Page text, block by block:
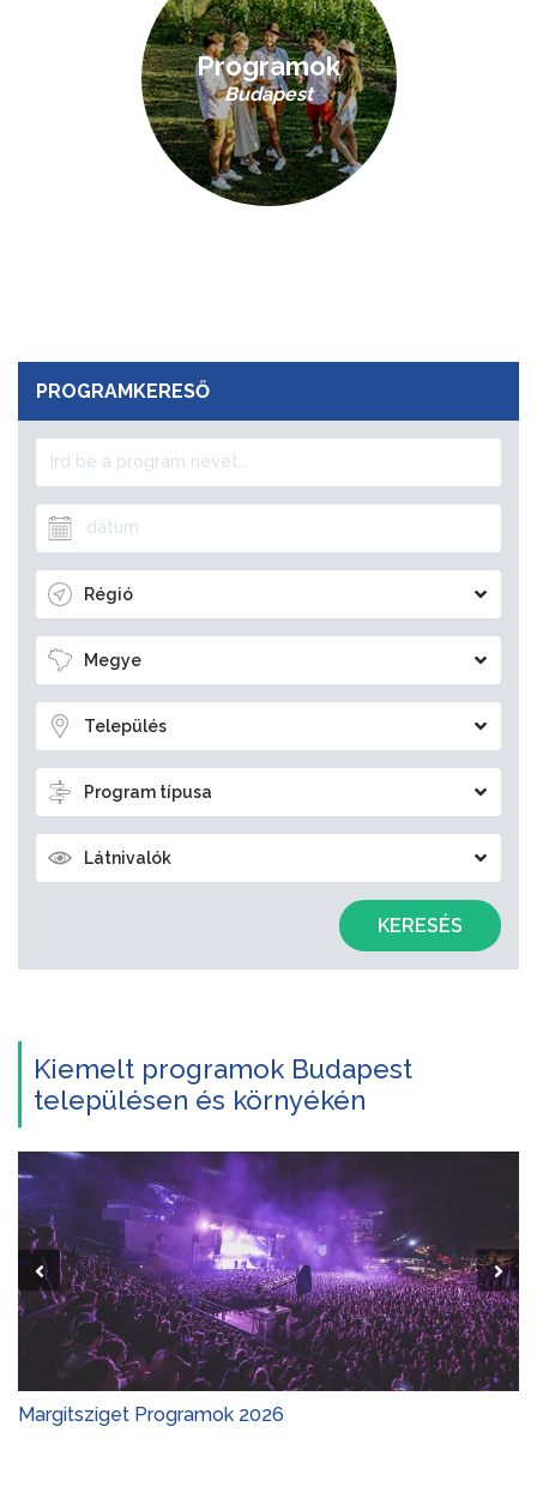
Programok
Budapest
PROGRAMKERESŐ
Régió
Megye
Település
Program típusa
Látnivalók
KERESÉS
Kiemelt programok Budapest
településen és környékén
Margitsziget Programok 2026